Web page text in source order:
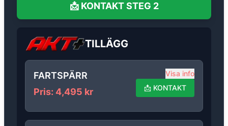
📩 KONTAKT STEG 2
TILLÄGG
FARTSPÄRR
Pris: 4,495 kr
Visa info
📩 KONTAKT